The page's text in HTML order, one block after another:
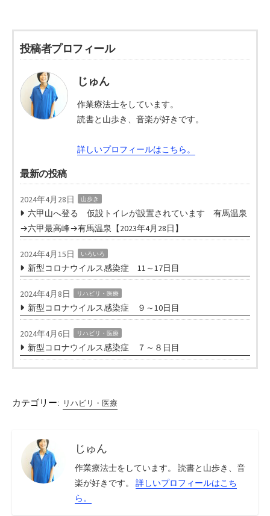
投稿者プロフィール
じゅん
作業療法士をしています。
読書と山歩き、音楽が好きです。
詳しいプロフィールはこちら。
最新の投稿
2024年4月28日 山歩き
六甲山へ登る 仮設トイレが設置されています 有馬温泉
→六甲最高峰→有馬温泉【2023年4月28日】
2024年4月15日 いろいろ
新型コロナウイルス感染症 11～17日目
2024年4月8日 リハビリ・医療
新型コロナウイルス感染症 ９～10日目
2024年4月6日 リハビリ・医療
新型コロナウイルス感染症 ７～８日目
カテゴリー: リハビリ・医療
じゅん
作業療法士をしています。 読書と山歩き、音
楽が好きです。 詳しいプロフィールはこち
ら。